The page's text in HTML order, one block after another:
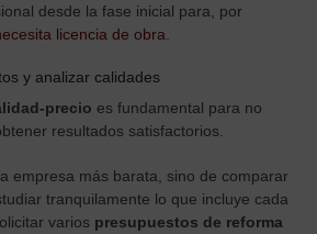
desde la fase inicial para, por
licencia de obra
y analizar calidades
precio es fundamental para no
resultados satisfactorios.
empresa más barata, sino de comparar
tranquilamente lo que incluye cada
varios presupuestos de reforma